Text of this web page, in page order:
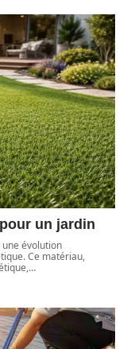
un jardin
évolution
Ce matériau,
…